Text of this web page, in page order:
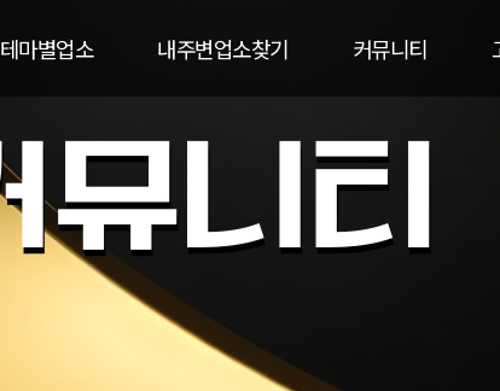
테마별업소 내주변업소찾기 커뮤니티